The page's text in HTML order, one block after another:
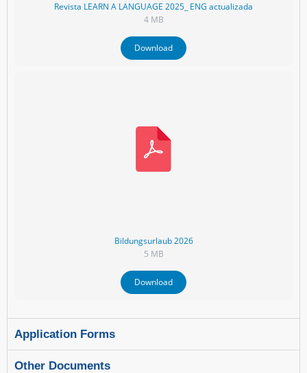
Revista LEARN A LANGUAGE 2025_ ENG actualizada
4 MB
Download
Bildungsurlaub 2026
5 MB
Download
Application Forms
Other Documents